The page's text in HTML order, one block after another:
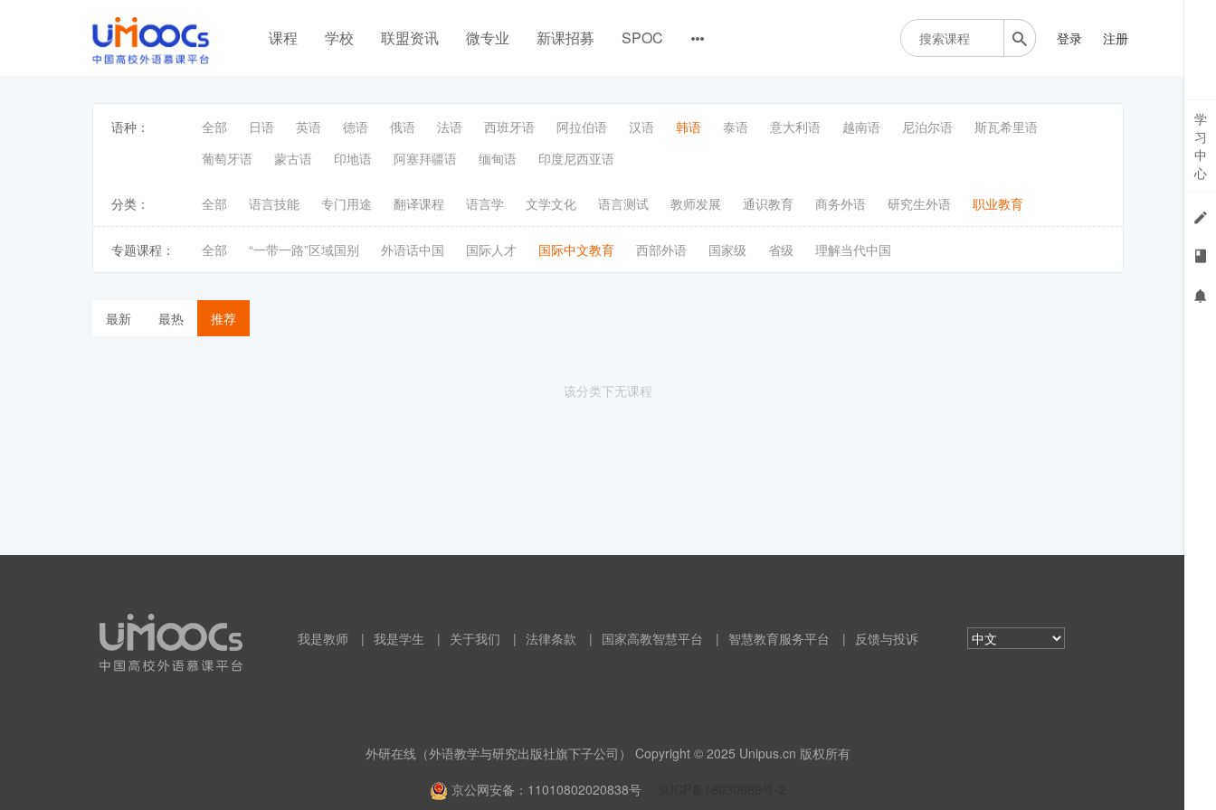
课程 学校 联盟资讯 微专业 新课招募 SPOC 登录 注册
语种： 全部 日语 英语 德语 俄语 法语 西班牙语 阿拉伯语 汉语 韩语 泰语 意大利语 越南语 尼泊尔语
斯瓦希里语
葡萄牙语
蒙古语 印地语 阿塞拜疆语 缅甸语 印度尼西亚语
分类： 全部 语言技能 专门用途 翻译课程 语言学 文学文化 语言测试 教师发展 通识教育 商务外语 研究生外语 职业教育
专题课程： 全部 “一带一路”区域国别 外语话中国 国际人才 国际中文教育 西部外语 国家级 省级 理解当代中国
最新 最热 推荐
该分类下无课程
我是教师 | 我是学生 | 关于我们 | 法律条款 | 国家高教智慧平台 | 智慧教育服务平台 | 反馈与投诉
外研在线（外语教学与研究出版社旗下子公司） Copyright © 2025 Unipus.cn 版权所有
京公网安备：11010802020838号
学
习
中
心